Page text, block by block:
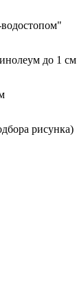
до 1 см
рисунка)